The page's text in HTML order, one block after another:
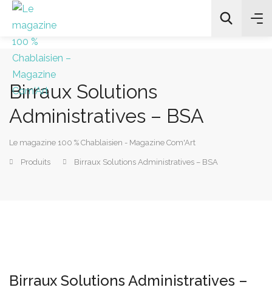
All Categories
Birraux Solutions
Administratives – BSA
Le magazine 100 % Chablaisien - Magazine Com'Art
Produits Birraux Solutions Administratives – BSA
Birraux Solutions Administratives –